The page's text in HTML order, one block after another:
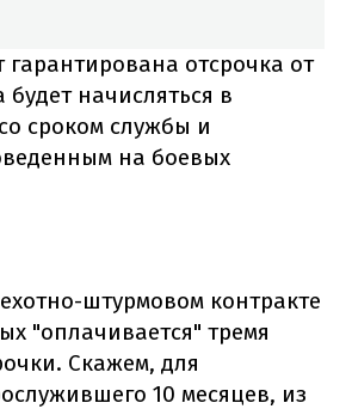
гарантирована отсрочка от
начисляться в
сроком службы и
на боевых
штурмовом контракте
"оплачивается" тремя
Скажем, для
10 месяцев, из